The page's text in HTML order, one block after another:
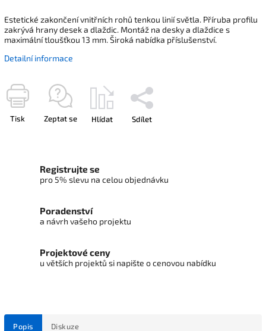
Estetické zakončení vnitřních rohů tenkou linií světla. Příruba profilu
zakrývá hrany desek a dlaždic. Montáž na desky a dlaždice s
maximální tloušťkou 13 mm. Široká nabídka příslušenství.
Detailní informace
Tisk Zeptat se Hlídat Sdílet
Registrujte se
pro 5% slevu na celou objednávku
Poradenství
a návrh vašeho projektu
Projektové ceny
u větších projektů si napište o cenovou nabídku
Popis Diskuze